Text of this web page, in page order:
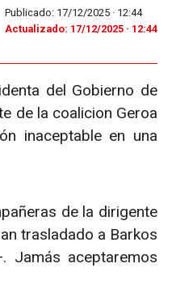
Publicado: 17/12/2025 · 12:44
Actualizado: 17/12/2025 · 12:44
del Gobierno de
de la coalicion Geroa
inaceptable en una
de la dirigente
trasladado a Barkos
Jamás aceptaremos